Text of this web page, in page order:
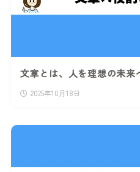
文章とは、人を理想の未来
2025年10月18日